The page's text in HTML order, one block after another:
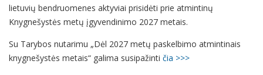
lietuvių bendruomenes aktyviai prisidėti prie atmintinų
Knygnešystės metų įgyvendinimo 2027 metais.
Su Tarybos nutarimu „Dėl 2027 metų paskelbimo atmintinais
knygnešystės metais“ galima susipažinti čia >>>